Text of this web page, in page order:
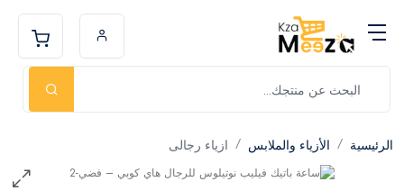
الرئيسية الأزياء والملابس ازياء رجالى